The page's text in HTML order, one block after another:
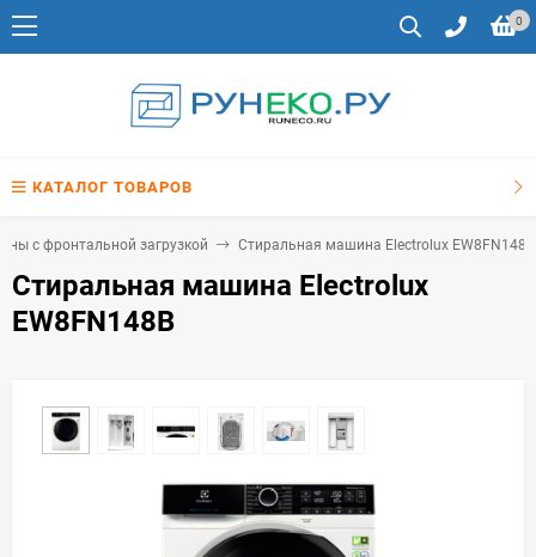
0
КАТАЛОГ ТОВАРОВ
с фронтальной загрузкой Стиральная машина Electrolux EW8FN148B
Стиральная машина Electrolux
EW8FN148B